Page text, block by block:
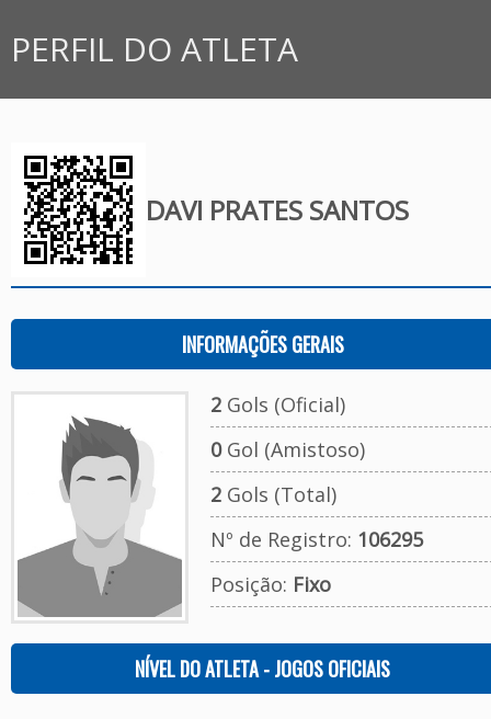
PERFIL DO ATLETA
DAVI PRATES SANTOS
INFORMAÇÕES GERAIS
2Gols (Oficial)
0Gol (Amistoso)
2Gols (Total)
Nº de Registro: 106295
Posição: Fixo
NÍVEL DO ATLETA - JOGOS OFICIAIS